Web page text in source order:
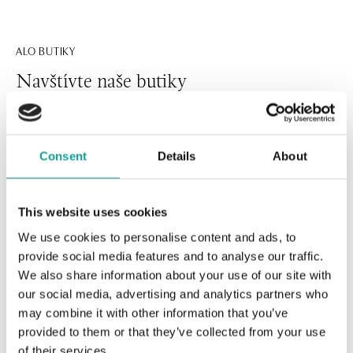
Consent Details About
This website uses cookies
We use cookies to personalise content and ads, to
provide social media features and to analyse our traffic.
We also share information about your use of our site with
our social media, advertising and analytics partners who
may combine it with other information that you’ve
provided to them or that they’ve collected from your use
of their services.
ALO BUTIKY
Navštívte naše butiky
Všetky Česko Slovensko
ALO diamonds Hilton, Košice
Hlavná 123/1, 040 01 Košice